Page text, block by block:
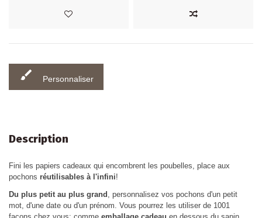
brush Personnaliser
Description
Fini les papiers cadeaux qui encombrent les poubelles, place aux
pochons réutilisables à l'infini!
Du plus petit au plus grand
, personnalisez vos pochons d'un petit
mot, d'une date ou d'un prénom. Vous pourrez les utiliser de 1001